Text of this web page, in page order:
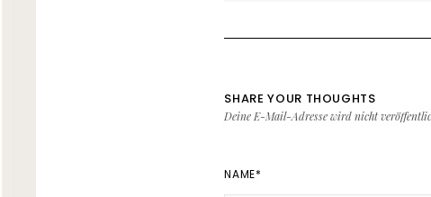
SHARE YOUR THOUGHTS
Deine E-Mail-Adresse wird nicht
NAME*